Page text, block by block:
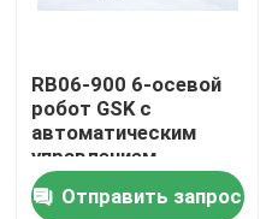
Свяжитесь мы
Новости
RB06-900 6-осевой
робот GSK с
автоматическим
управлением
манипулятором
робота
Отправить запрос